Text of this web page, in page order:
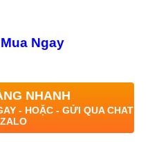
Ngay
NHANH
- HOẶC - GỬI QUA CHAT
ZALO